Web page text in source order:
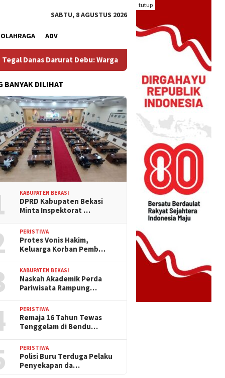
tutup
SABTU, 8 AGUSTUS 2026
OLAHRAGA ADV
Debu: Warga Hegarmukti Protes Ceceran Material dari
BANYAK DILIHAT
KABUPATEN BEKASI
DPRD Kabupaten Bekasi
Minta Inspektorat …
PERISTIWA
Protes Vonis Hakim,
Keluarga Korban Pemb…
KABUPATEN BEKASI
Naskah Akademik Perda
Pariwisata Rampung…
PERISTIWA
Remaja 16 Tahun Tewas
Tenggelam di Bendu…
PERISTIWA
Polisi Buru Terduga Pelaku
Penyekapan da…